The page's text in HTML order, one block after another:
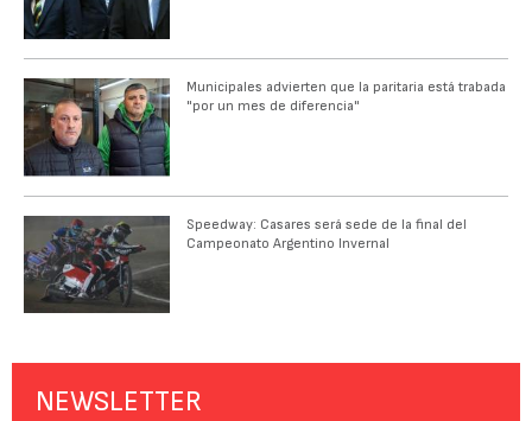
Municipales advierten que la paritaria está trabada
"por un mes de diferencia"
Speedway: Casares será sede de la final del
Campeonato Argentino Invernal
NEWSLETTER